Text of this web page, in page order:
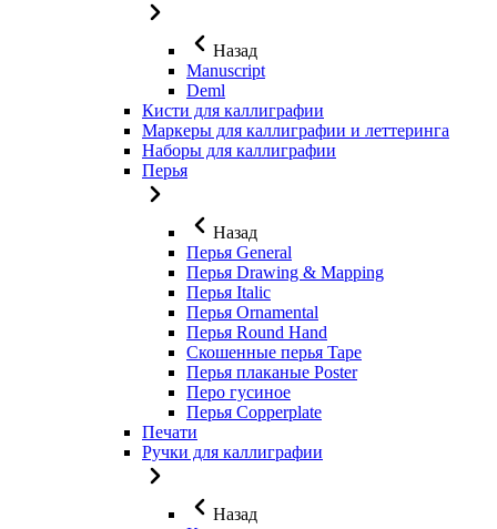
Назад
Manuscript
Deml
Кисти для каллиграфии
Маркеры для каллиграфии и леттеринга
Наборы для каллиграфии
Перья
Назад
Перья General
Перья Drawing & Mapping
Перья Italic
Перья Ornamental
Перья Round Hand
Скошенные перья Tape
Перья плаканые Poster
Перо гусиное
Перья Copperplate
Печати
Ручки для каллиграфии
Назад